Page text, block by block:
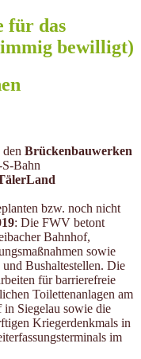
für das
bewilligt)
Brückenbauwerken
Bahn
bzw. noch nicht
: Die FWV betont
Bahnhof,
sowie
Bushaltestellen. Die
für barrierefreie
Toilettenanlagen am
Siegelau sowie die
Kriegerdenkmals in
im